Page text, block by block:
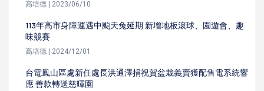
高培德 | 2023/06/10
113年高市身障運遇中颱天兔延期 新增地板滾球、園遊會、趣
味競賽
高培德 | 2024/12/01
台電鳳山區處新任處長洪通澤捐祝賀盆栽義賣獲配售電系統響
應 善款轉送慈暉園